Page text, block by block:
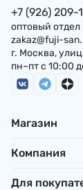
+7 (926) 209-
оптовый отдел
zakaz@fuji-
г. Москва,
пн–пт с 10:00
Магазин
Компания
Для